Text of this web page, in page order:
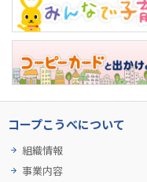
コープこうべについて
組織情報
事業内容